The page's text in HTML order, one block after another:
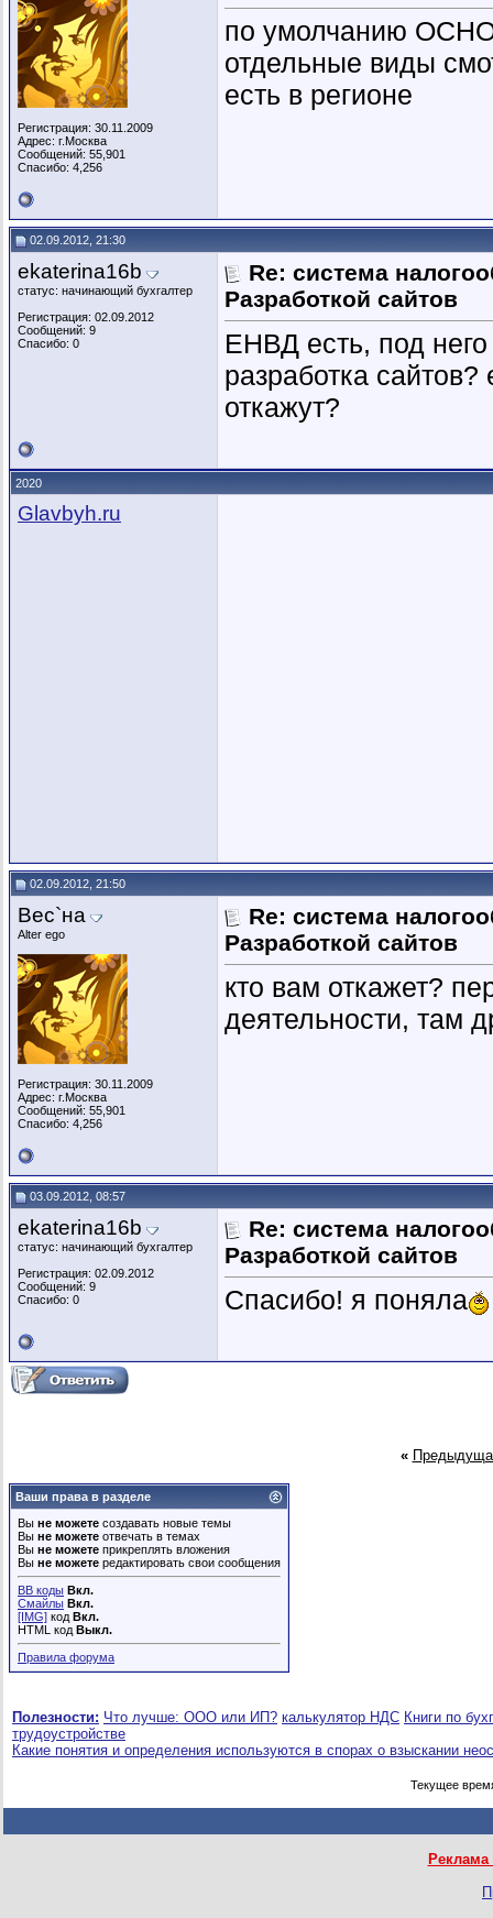
Регистрация: 30.11.2009
Адрес: г.Москва
Сообщений: 55,901
Спасибо: 4,256
по умолчанию
отдельные виды
есть в регионе
02.09.2012, 21:30
ekaterina16b
статус: начинающий бухгалтер
Регистрация: 02.09.2012
Сообщений: 9
Спасибо: 0
Re: система
Разработкой сайтов
ЕНВД есть, под
разработка
откажут?
2020
Glavbyh.ru
02.09.2012, 21:50
Вес`на
Alter ego
Регистрация: 30.11.2009
Адрес: г.Москва
Сообщений: 55,901
Спасибо: 4,256
Re: система
Разработкой сайтов
кто вам откажет?
деятельности, там
03.09.2012, 08:57
ekaterina16b
статус: начинающий бухгалтер
Регистрация: 02.09.2012
Сообщений: 9
Спасибо: 0
Re: система
Разработкой сайтов
Спасибо! я поняла
«
Ваши права в разделе
Вы не можете создавать новые темы
Вы не можете отвечать в темах
Вы не можете прикреплять вложения
Вы не можете редактировать свои сообщения
BB коды Вкл.
Смайлы Вкл.
[IMG] код Вкл.
HTML код Выкл.
Правила форума
Полезности: Что лучше: ООО или ИП? калькулятор НДС Книги по
трудоустройстве
Какие понятия и определения используются в спорах о взыскании
Текущее